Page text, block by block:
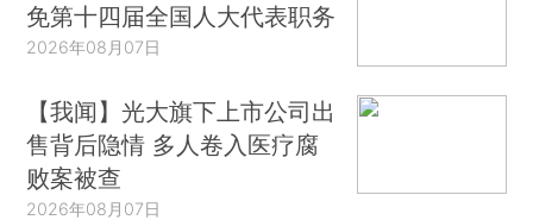
免第十四届全国人大代表职务
2026年08月07日
【我闻】光大旗下上市公司出
售背后隐情 多人卷入医疗腐
败案被查
2026年08月07日